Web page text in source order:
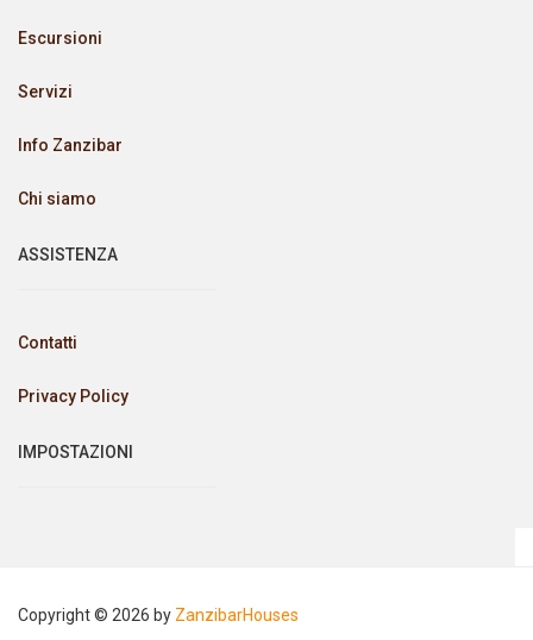
Escursioni
Servizi
Info Zanzibar
Chi siamo
ASSISTENZA
Contatti
Privacy Policy
IMPOSTAZIONI
Copyright © 2026 by ZanzibarHouses